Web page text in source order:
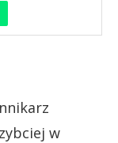
w